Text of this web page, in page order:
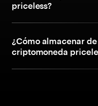
priceless?
¿Cómo almacenar
criptomoneda